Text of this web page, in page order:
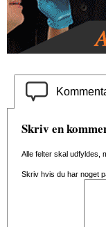
Skriv en
Alle felter skal udfyldes,
Skriv hvis du har noget